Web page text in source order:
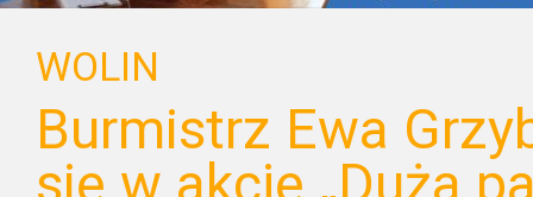
WOLIN
Burmistrz Ewa
się w akcję „Duża